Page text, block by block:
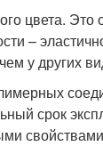
цвета. Это
–
у других
срок